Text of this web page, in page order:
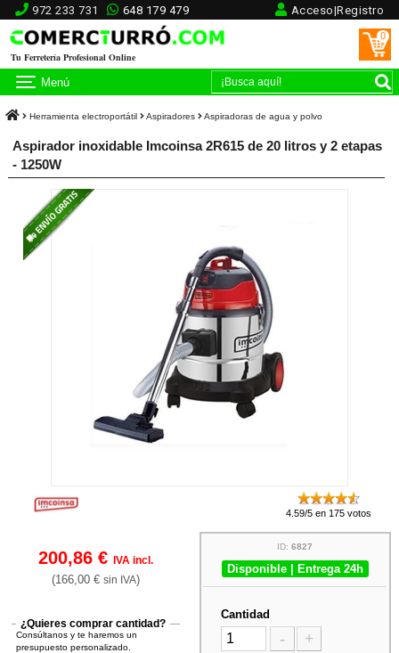
972 233 731 648 179 479 Acceso|Registro
Tu Ferretería Profesional Online
0
Menú
Herramienta electroportátil Aspiradores Aspiradoras de agua y polvo
Aspirador inoxidable Imcoinsa 2R615 de 20 litros y 2 etapas
- 1250W
4.59/5 en 175 votos
200,86 €IVA incl.
(166,00 €sin IVA)
¿Quieres comprar cantidad?
Consúltanos y te haremos un
presupuesto personalizado.
ID:6827
Disponible | Entrega 24h
Cantidad
- +